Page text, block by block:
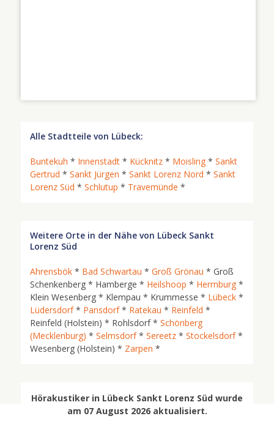
Alle Stadtteile von Lübeck:
Buntekuh * Innenstadt * Kücknitz * Moisling * Sankt
Gertrud * Sankt Jürgen * Sankt Lorenz Nord * Sankt
Lorenz Süd * Schlutup * Travemünde *
Weitere Orte in der Nähe von Lübeck Sankt
Lorenz Süd
Ahrensbök * Bad Schwartau * Groß Grönau * Groß
Schenkenberg * Hamberge * Heilshoop * Herrnburg *
Klein Wesenberg * Klempau * Krummesse * Lübeck *
Lüdersdorf* Pansdorf* Ratekau * Reinfeld *
Reinfeld (Holstein) * Rohlsdorf * Schönberg
(Mecklenburg) * Selmsdorf* Sereetz * Stockelsdorf*
Wesenberg (Holstein) * Zarpen *
Hörakustiker in Lübeck Sankt Lorenz Süd wurde
am 07 August 2026 aktualisiert.